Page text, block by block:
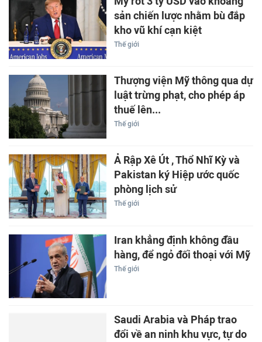
sản chiến lược nhằm bù đắp
kho vũ khí cạn kiệt
Thế giới
Thượng viện Mỹ thông qua dự
luật trừng phạt, cho phép áp
thuế lên...
Thế giới
Ả Rập Xê Út , Thổ Nhĩ Kỳ và
Pakistan ký Hiệp ước quốc
phòng lịch sử
Thế giới
Iran khẳng định không đầu
hàng, để ngỏ đối thoại với Mỹ
Thế giới
Saudi Arabia và Pháp trao
đổi về an ninh khu vực, tự do